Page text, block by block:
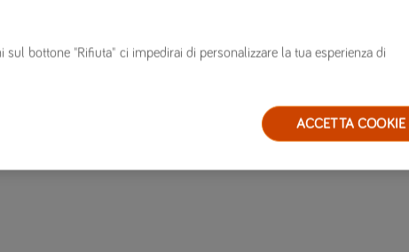
bottone "Rifiuta" ci impedirai di personalizzare la tua esperienza di
ACCETTA COOKIE